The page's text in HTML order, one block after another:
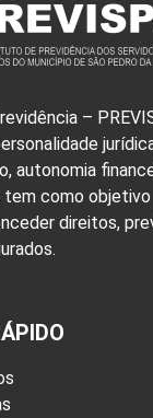
–
autonomia
tem como objetivo
direitos,